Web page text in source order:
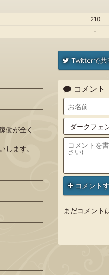
210
-
働が全く
します。
Twitterで共
コメント
コメント
まだコメント